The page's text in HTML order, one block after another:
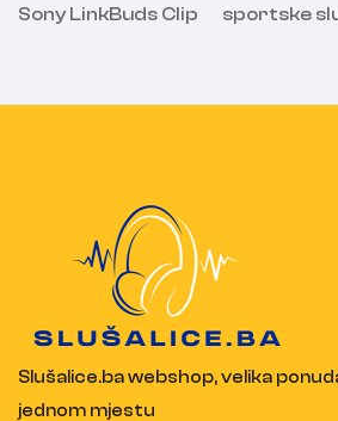
Sony LinkBuds Clip
sportske
Slušalice.ba webshop, velika
jednom mjestu